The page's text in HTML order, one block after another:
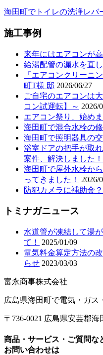
海田町でトイレの洗浄レバ
施工事例
来年にはエアコンが
給湯配管の漏水を直
「エアコンクリーニ
町T様 邸 2026/06/27
ご自宅のエアコンは
コン試運転】～ 2026/
エアコン祭り、始めま
海田町で混合水栓の修
海田町で照明器具の
浴室ドアの把手が取
案件、解決しました！
海田町で屋外水栓か
ってきました！
2026/
防犯カメラに補助金？
トミナガニュース
水道管が凍結して湯
て！
2025/01/09
電気料金算定方法の
らせ 2023/03/03
富永商事株式会社
広島県海田町で電気・ガ
〒736-0021 広島県安芸郡
商品・サービス・ご質問な
お問い合わせは